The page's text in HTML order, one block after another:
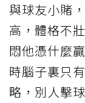
與球友小賭
高，體格不
悶他憑什麼
時腦子裏只
略，別人擊